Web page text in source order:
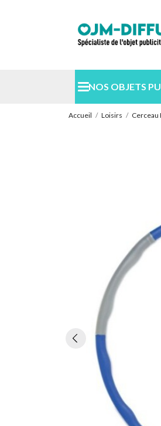
NOS OBJETS
Accueil Loisirs Cerceau